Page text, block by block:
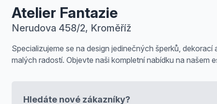
Atelier Fantazie
Nerudova 458/2, Kroměříž
Specializujeme se na design jedinečných šperků, dekorací
malých radostí. Objevte naši kompletní nabídku na našem
Hledáte nové zákazníky?